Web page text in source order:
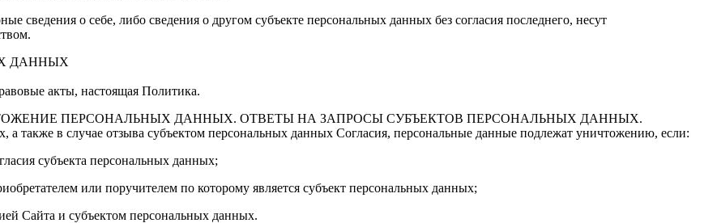
сведения о себе, либо сведения о другом субъекте персональных данных без согласия последнего, несут
ДАННЫХ
акты, настоящая Политика.
ПЕРСОНАЛЬНЫХ ДАННЫХ. ОТВЕТЫ НА ЗАПРОСЫ СУБЪЕКТОВ ПЕРСОНАЛЬНЫХ ДАННЫХ.
также в случае отзыва субъектом персональных данных Согласия, персональные данные подлежат уничтожению, если:
субъекта персональных данных;
или поручителем по которому является субъект персональных данных;
Сайта и субъектом персональных данных.